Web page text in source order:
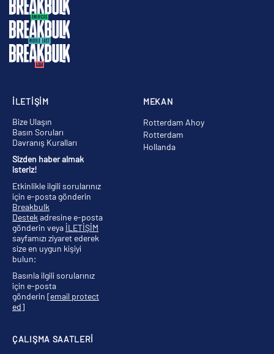
MEKAN
Rotterdam Ahoy
Rotterdam
Hollanda
ÇALIŞMA SAATLERİ
İLETİŞİM
Bize Ulaşın
Basın Soruları
Davranış Kuralları
Sizden haber almak
isteriz!
Etkinlikle ilgili sorularınız
için e-posta gönderin
Breakbulk
Destek adresine e-posta
gönderin veya İLETİŞİM
sayfamızı ziyaret ederek
size en uygun kişiyi
bulun;
Basınla ilgili sorularınız
için e-posta
gönderin [email protect
ed]